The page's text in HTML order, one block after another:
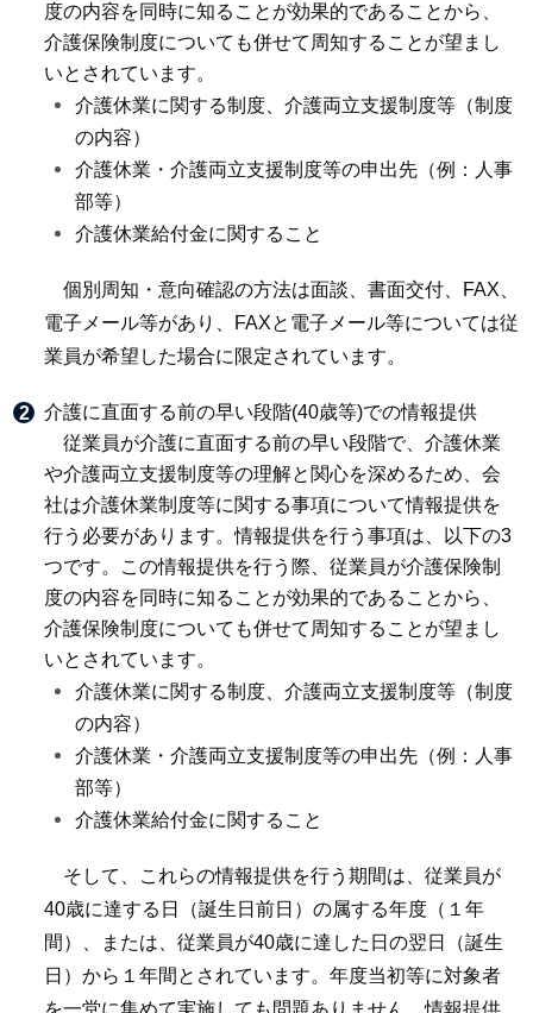
度の内容を同時に知ることが効果的であることから、
介護保険制度についても併せて周知することが望まし
いとされています。
介護休業に関する制度、介護両立支援制度等（制度
の内容）
介護休業・介護両立支援制度等の申出先（例：人事
部等）
介護休業給付金に関すること
個別周知・意向確認の方法は面談、書面交付、FAX、
電子メール等があり、FAXと電子メール等については従
業員が希望した場合に限定されています。
介護に直面する前の早い段階(40歳等)での情報提供
従業員が介護に直面する前の早い段階で、介護休業
や介護両立支援制度等の理解と関心を深めるため、会
社は介護休業制度等に関する事項について情報提供を
行う必要があります。情報提供を行う事項は、以下の3
つです。この情報提供を行う際、従業員が介護保険制
度の内容を同時に知ることが効果的であることから、
介護保険制度についても併せて周知することが望まし
いとされています。
介護休業に関する制度、介護両立支援制度等（制度
の内容）
介護休業・介護両立支援制度等の申出先（例：人事
部等）
介護休業給付金に関すること
そして、これらの情報提供を行う期間は、従業員が
40歳に達する日（誕生日前日）の属する年度（１年
間）、または、従業員が40歳に達した日の翌日（誕生
日）から１年間とされています。年度当初等に対象者
を一堂に集めて実施しても問題ありません。情報提供